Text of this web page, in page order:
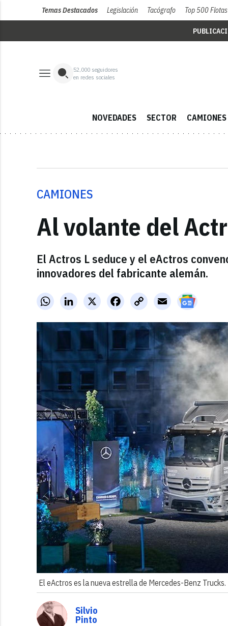
Temas Destacados Legislación Tacógrafo Top 500 Flotas
52,000 seguidores
en redes sociales
NOVEDADES SECTOR CAMIONES
CAMIONES
Al volante del
El Actros L seduce y el eActros
innovadores del fabricante alemán.
WhatsAppLinkedInX FacebookCopy
Link
Email
El eActros es la nueva estrella de Mercedes-Benz Trucks.
Silvio
Pinto